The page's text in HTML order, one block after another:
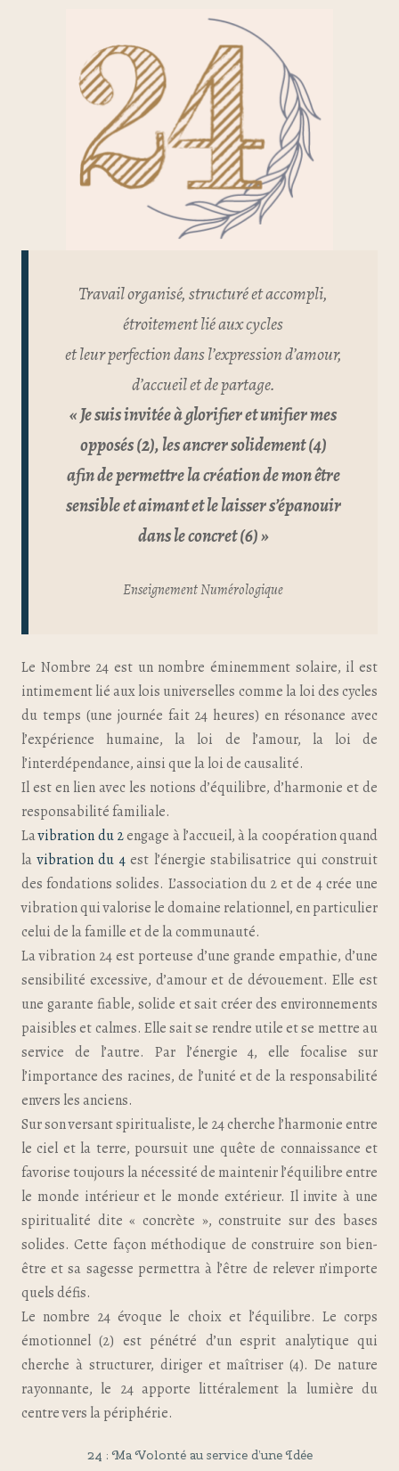
Travail organisé, structuré et accompli,
étroitement lié aux cycles
et leur perfection dans l’expression d’amour,
d’accueil et de partage.
« Je suis invitée à glorifier et unifier mes
opposés (2), les ancrer solidement (4)
afin de permettre la création de mon être
sensible et aimant et le laisser s’épanouir
dans le concret (6) »
Enseignement Numérologique
Le Nombre 24 est un nombre éminemment solaire, il est
intimement lié aux lois universelles comme la loi des cycles
du temps (une journée fait 24 heures) en résonance avec
l’expérience humaine, la loi de l’amour, la loi de
l’interdépendance, ainsi que la loi de causalité.
Il est en lien avec les notions d’équilibre, d’harmonie et de
responsabilité familiale.
Lavibration du 2engage à l’accueil, à la coopération quand
lavibration du 4est l’énergie stabilisatrice qui construit
des fondations solides. L’association du 2 et de 4 crée une
vibration qui valorise le domaine relationnel, en particulier
celui de la famille et de la communauté.
La vibration 24 est porteuse d’une grande empathie, d’une
sensibilité excessive, d’amour et de dévouement. Elle est
une garante fiable, solide et sait créer des environnements
paisibles et calmes. Elle sait se rendre utile et se mettre au
service de l’autre. Par l’énergie 4, elle focalise sur
l’importance des racines, de l’unité et de la responsabilité
envers les anciens.
Sur son versant spiritualiste, le 24 cherche l’harmonie entre
le ciel et la terre, poursuit une quête de connaissance et
favorise toujours la nécessité de maintenir l’équilibre entre
le monde intérieur et le monde extérieur. Il invite à une
spiritualité dite « concrète », construite sur des bases
solides. Cette façon méthodique de construire son bien-
être et sa sagesse permettra à l’être de relever n’importe
quels défis.
Le nombre 24 évoque le choix et l’équilibre. Le corps
émotionnel (2) est pénétré d’un esprit analytique qui
cherche à structurer, diriger et maîtriser (4). De nature
rayonnante, le 24 apporte littéralement la lumière du
centre vers la périphérie.
24 : Ma Volonté au service d’une Idée